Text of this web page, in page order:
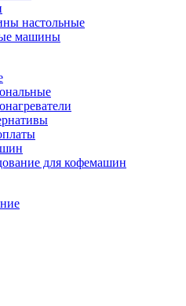
настольные
машины
для кофемашин